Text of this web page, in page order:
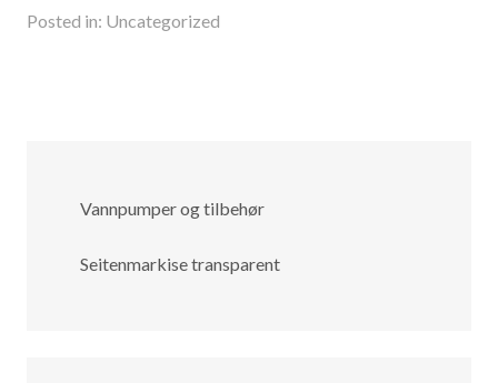
Posted in: Uncategorized
Vannpumper og tilbehør
Seitenmarkise transparent